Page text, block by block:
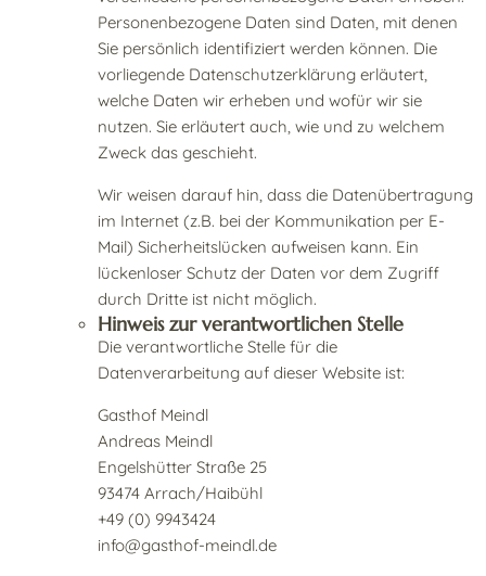
Personenbezogene Daten sind Daten, mit denen
Sie persönlich identifiziert werden können. Die
vorliegende Datenschutzerklärung erläutert,
welche Daten wir erheben und wofür wir sie
nutzen. Sie erläutert auch, wie und zu welchem
Zweck das geschieht.
Wir weisen darauf hin, dass die Datenübertragung
im Internet (z.B. bei der Kommunikation per E-
Mail) Sicherheitslücken aufweisen kann. Ein
lückenloser Schutz der Daten vor dem Zugriff
durch Dritte ist nicht möglich.
Hinweis zur verantwortlichen Stelle
Die verantwortliche Stelle für die
Datenverarbeitung auf dieser Website ist:
Gasthof Meindl
Andreas Meindl
Engelshütter Straße 25
93474 Arrach/Haibühl
+49 (0) 9943424
info@gasthof-meindl.de